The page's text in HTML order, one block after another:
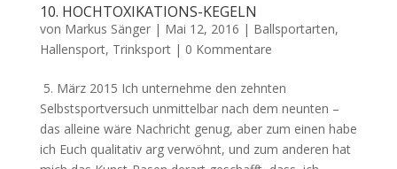
10. HOCHTOXIKATIONS-KEGELN
von Markus Sänger| Mai 12, 2016 | Ballsportarten,
Hallensport, Trinksport| 0 Kommentare
5. März 2015 Ich unternehme den zehnten
Selbstsportversuch unmittelbar nach dem neunten –
das alleine wäre Nachricht genug, aber zum einen habe
ich Euch qualitativ arg verwöhnt, und zum anderen hat